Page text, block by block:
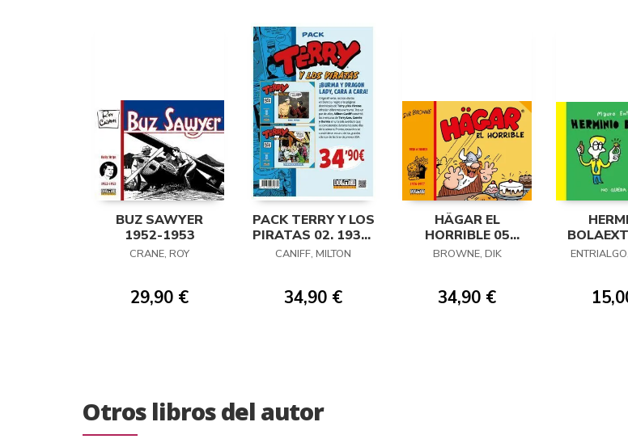
BUZ SAWYER
1952-1953
CRANE, ROY
29,90 €
PACK TERRY Y LOS
PIRATAS 02. 1936-
1938
CANIFF, MILTON
34,90 €
HÄGAR EL
HORRIBLE 05
(1977-1978)
BROWNE, DIK
34,90 €
Otros libros del autor